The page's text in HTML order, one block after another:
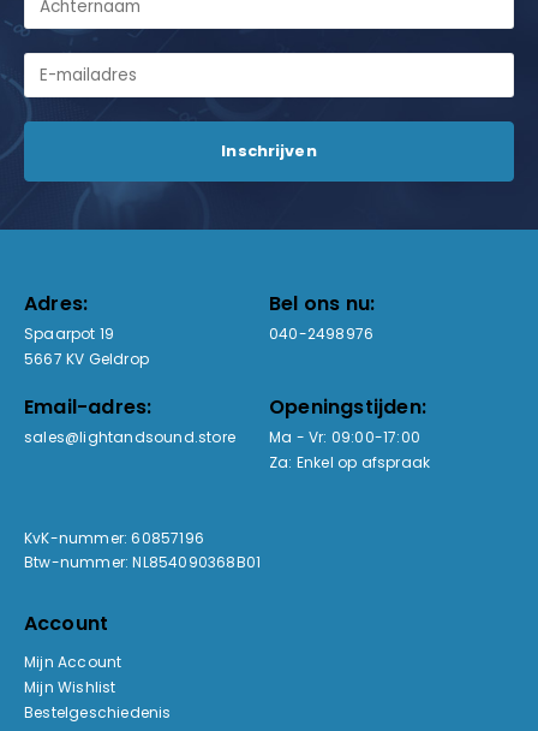
Adres:
Spaarpot 19
5667 KV Geldrop
Bel ons nu:
040-2498976
Email-adres:
sales@lightandsound.store
Openingstijden:
Ma - Vr: 09:00-17:00
Za: Enkel op afspraak
KvK-nummer: 60857196
Btw-nummer: NL854090368B01
Account
Mijn Account
Mijn Wishlist
Bestelgeschiedenis